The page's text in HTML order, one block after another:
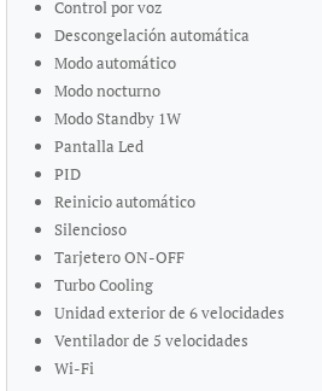
Control por voz
Descongelación automática
Modo automático
Modo nocturno
Modo Standby 1W
Pantalla Led
PID
Reinicio automático
Silencioso
Tarjetero ON-OFF
Turbo Cooling
Unidad exterior de 6 velocidades
Ventilador de 5 velocidades
Wi-Fi